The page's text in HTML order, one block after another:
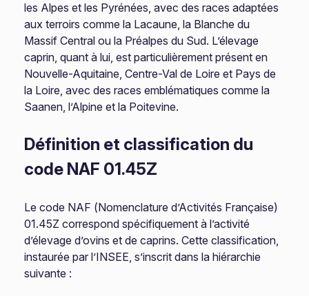
les Alpes et les Pyrénées, avec des races adaptées
aux terroirs comme la Lacaune, la Blanche du
Massif Central ou la Préalpes du Sud. L’élevage
caprin, quant à lui, est particulièrement présent en
Nouvelle-Aquitaine, Centre-Val de Loire et Pays de
la Loire, avec des races emblématiques comme la
Saanen, l’Alpine et la Poitevine.
Définition et classification du
code NAF 01.45Z
Le code NAF (Nomenclature d’Activités Française)
01.45Z correspond spécifiquement à l’activité
d’élevage d’ovins et de caprins. Cette classification,
instaurée par l’INSEE, s’inscrit dans la hiérarchie
suivante :